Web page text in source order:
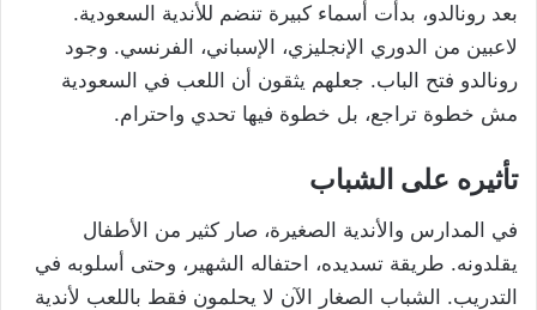
بعد رونالدو، بدأت أسماء كبيرة تنضم للأندية السعودية.
لاعبين من الدوري الإنجليزي، الإسباني، الفرنسي. وجود
رونالدو فتح الباب. جعلهم يثقون أن اللعب في السعودية
مش خطوة تراجع، بل خطوة فيها تحدي واحترام.
تأثيره على الشباب
في المدارس والأندية الصغيرة، صار كثير من الأطفال
يقلدونه. طريقة تسديده، احتفاله الشهير، وحتى أسلوبه في
التدريب. الشباب الصغار الآن لا يحلمون فقط باللعب لأندية